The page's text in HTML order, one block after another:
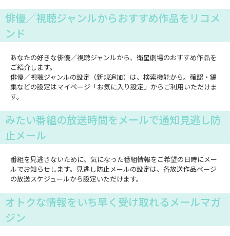
俳優／視聴ジャンルからおすすめ作品をリコメ
ンド
あなたの好きな俳優／視聴ジャンルから、衛星劇場のおすすめ作品を
ご紹介します。
俳優／視聴ジャンルの設定（新規追加）は、検索機能から。確認・編
集などの設定はマイページ「お気に入り設定」からご利用いただけま
す。
みたい番組の放送時間をメールで通知見逃し防
止メール
番組を見逃さないために、気になった番組情報をご希望の日時にメー
ルでお知らせします。見逃し防止メールの設定は、各放送作品ページ
の放送スケジュールから設定いただけます。
オトクな情報をいち早く受け取れるメールマガ
ジン